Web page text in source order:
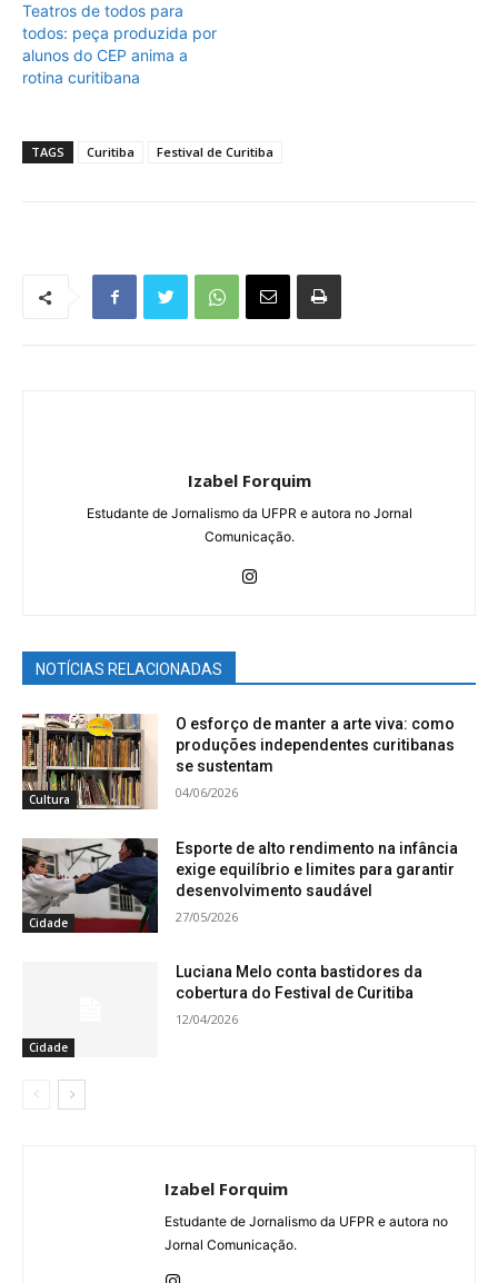
Teatros de todos para
todos: peça produzida por
alunos do CEP anima a
rotina curitibana
TAGS Curitiba Festival de Curitiba
Izabel Forquim
Estudante de Jornalismo da UFPR e autora no Jornal
Comunicação.
NOTÍCIAS RELACIONADAS
Cultura
O esforço de manter a arte viva: como
produções independentes curitibanas
se sustentam
04/06/2026
Cidade
Esporte de alto rendimento na infância
exige equilíbrio e limites para garantir
desenvolvimento saudável
27/05/2026
Cidade
Luciana Melo conta bastidores da
cobertura do Festival de Curitiba
12/04/2026
Izabel Forquim
Estudante de Jornalismo da UFPR e autora no
Jornal Comunicação.